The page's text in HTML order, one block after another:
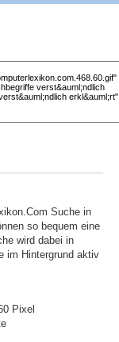
Suche in
so bequem eine
wird dabei in
im Hintergrund aktiv
Pixel